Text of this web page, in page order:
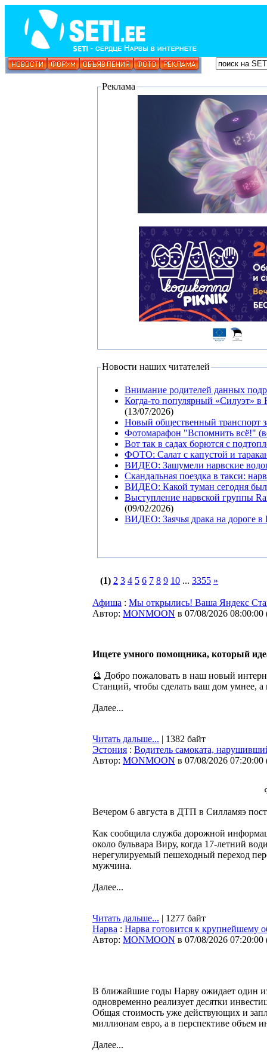
Реклама
Новости наших читателей
Внимание родителей данных
Когда-то популярный «Силуэт» в
(13/07/2026)
Новый общественный транспорт
Фотомарафон "Вспомнить всё!"
Вот так в садах борются с
ФОТО: Салат с капустой и
ВИДЕО: Зашумели нарвские
Скандальная поездка в такси:
ВИДЕО: Какой туман сегодня
Выступление нарвской группы
(09/02/2026)
ВИДЕО: Заячья драка на дороге в
(1) 2 3 4 5 6 7 8 9 10 ... 3355 »
Афиша : Мы открылись! Ваша Яндекс
Автор: MONMOON в 07/08/2026 08:00:00
Ищете умного помощника, который
🔮 Добро пожаловать в наш новый
Станций, чтобы сделать ваш дом умнее,
Далее...
Читать дальше... | 1382 байт
Эстония : Водитель самоката,
Автор: MONMOON в 07/08/2026 07:20:00
Вечером 6 августа в ДТП в Силламяэ
Как сообщила служба дорожной
около бульвара Виру, когда 17-летний
нерегулируемый пешеходный переход
мужчина.
Далее...
Читать дальше... | 1277 байт
Нарва : Нарва готовится к крупнейшему
Автор: MONMOON в 07/08/2026 07:20:00
В ближайшие годы Нарву ожидает один
одновременно реализует десятки
Общая стоимость уже действующих и
миллионам евро, а в перспективе объем
Далее...